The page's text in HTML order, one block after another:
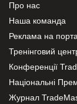
Про нас
Наша команда
Реклама на
Тренінговий
Конференції
Національні
Журнал